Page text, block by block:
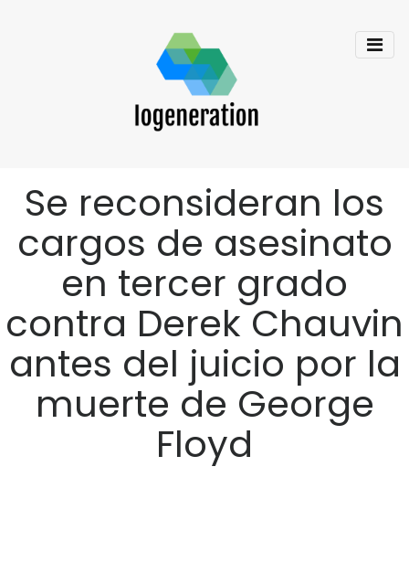
Se reconsideran los
cargos de asesinato
en tercer grado
contra Derek Chauvin
antes del juicio por la
muerte de George
Floyd